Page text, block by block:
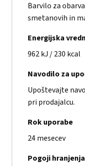
Barvilo za
smetanovih in
Energijska
962 kJ / 230 kcal
Navodilo za
Upoštevajte
pri prodajalcu.
Rok uporabe
24 mesecev
Pogoji hranjenja